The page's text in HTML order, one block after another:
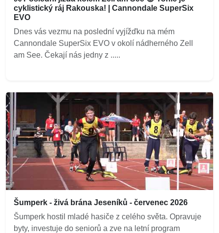
cyklistický ráj Rakouska! | Cannondale SuperSix
EVO
Dnes vás vezmu na poslední vyjížďku na mém
Cannondale SuperSix EVO v okolí nádherného Zell
am See. Čekají nás jedny z .....
Šumperk - živá brána Jeseníků - červenec 2026
Šumperk hostil mladé hasiče z celého světa. Opravuje
byty, investuje do seniorů a zve na letní program